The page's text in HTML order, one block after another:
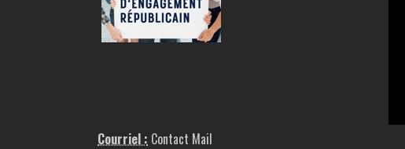
Courriel : Contact Mail